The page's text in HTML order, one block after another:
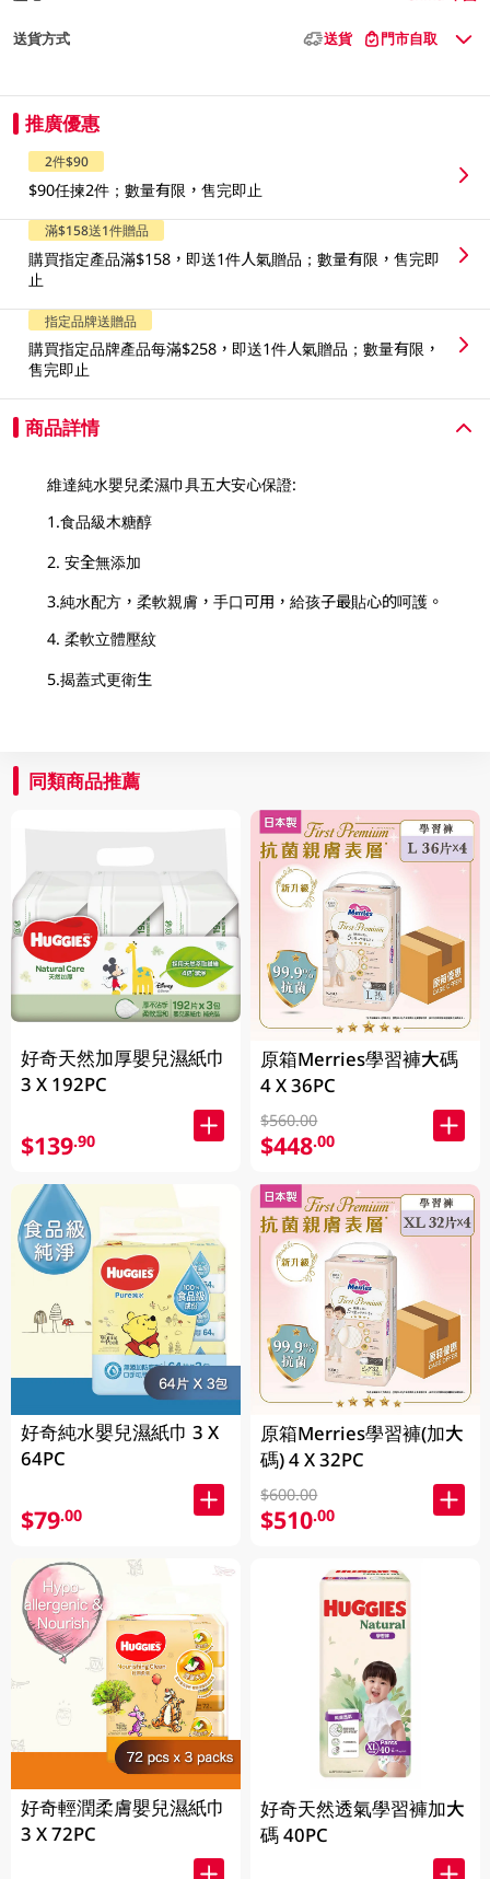
送貨方式 送貨 門市自取
推廣優惠
2件$90
$90任揀2件；數量有限，售完即止
滿$158送1件贈品
購買指定產品滿$158，即送1件人氣贈品；數量有限，售完即
止
指定品牌送贈品
購買指定品牌產品每滿$258，即送1件人氣贈品；數量有限，
售完即止
商品詳情
維達純水嬰兒柔濕巾具五大安心保證:
1.食品級木糖醇
2. 安全無添加
3.純水配方，柔軟親膚，手口可用，給孩子最貼心的呵護。
4. 柔軟立體壓紋
5.揭蓋式更衛生
同類商品推薦
好奇天然加厚嬰兒濕紙巾
3 X 192PC
$139.90
好奇純水嬰兒濕紙巾 3 X
64PC
$79.00
好奇輕潤柔膚嬰兒濕紙巾
3 X 72PC
原箱Merries學習褲大碼
4 X 36PC
$560.00
$448.00
原箱Merries學習褲(加大
碼) 4 X 32PC
$600.00
$510.00
好奇天然透氣學習褲加大
碼 40PC